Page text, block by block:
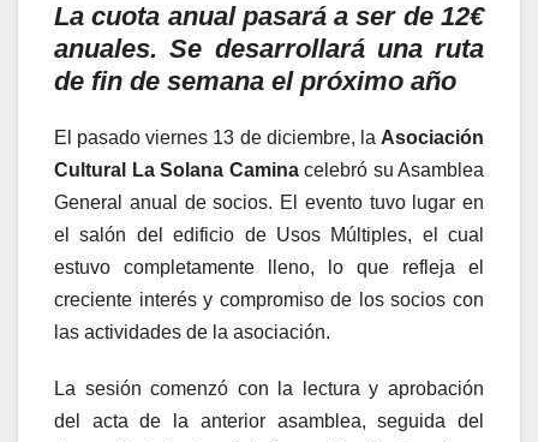
La cuota anual pasará a ser de 12€
anuales. Se desarrollará una ruta
de fin de semana el próximo año
El pasado viernes 13 de diciembre, la Asociación
Cultural La Solana Camina celebró su Asamblea
General anual de socios. El evento tuvo lugar en
el salón del edificio de Usos Múltiples, el cual
estuvo completamente lleno, lo que refleja el
creciente interés y compromiso de los socios con
las actividades de la asociación.
La sesión comenzó con la lectura y aprobación
del acta de la anterior asamblea, seguida del